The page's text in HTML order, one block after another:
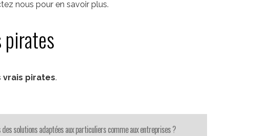
nous pour en savoir plus.
pirates
pirates.
des solutions adaptées aux particuliers comme aux entreprises ?